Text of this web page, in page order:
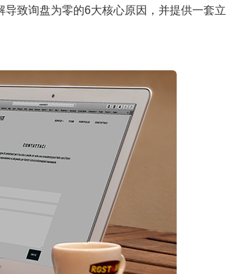
致询盘为零的6大核心原因，并提供一套立